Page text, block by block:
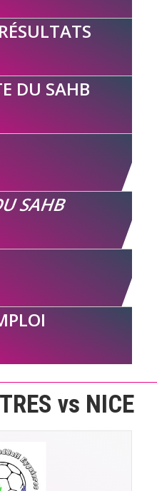
DU SAHB
SAHB
vs NICE